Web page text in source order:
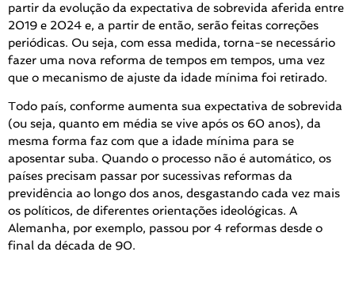
partir da evolução da expectativa de sobrevida aferida entre
2019 e 2024 e, a partir de então, serão feitas correções
periódicas. Ou seja, com essa medida, torna-se necessário
fazer uma nova reforma de tempos em tempos, uma vez
que o mecanismo de ajuste da idade mínima foi retirado.
Todo país, conforme aumenta sua expectativa de sobrevida
(ou seja, quanto em média se vive após os 60 anos), da
mesma forma faz com que a idade mínima para se
aposentar suba. Quando o processo não é automático, os
países precisam passar por sucessivas reformas da
previdência ao longo dos anos, desgastando cada vez mais
os políticos, de diferentes orientações ideológicas. A
Alemanha, por exemplo, passou por 4 reformas desde o
final da década de 90.